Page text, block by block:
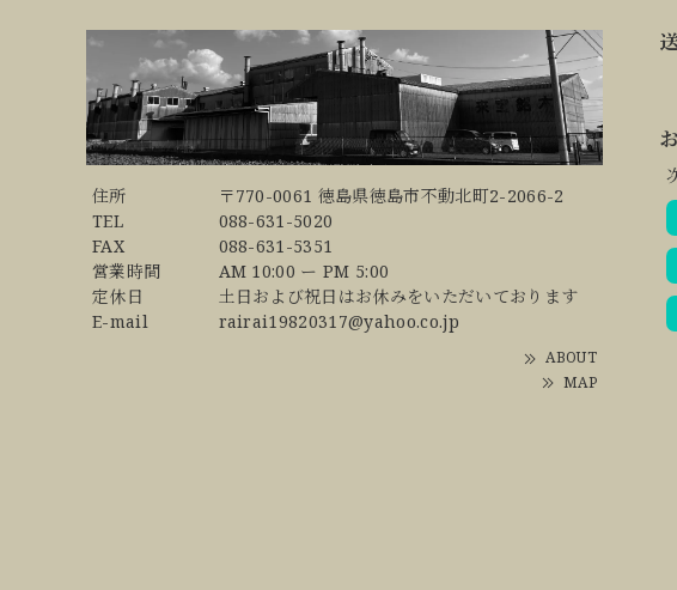
住所
〒770-0061 徳島県徳島市不動北町2-2066-2
TEL
088-631-5020
FAX
088-631-5351
営業時間
AM 10:00 ー PM 5:00
定休日
土日および祝日はお休みをいただいております
E-mail
rairai19820317@yahoo.co.jp
ABOUT
MAP